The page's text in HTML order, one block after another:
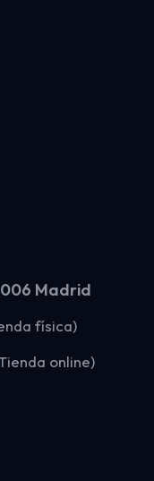
Madrid
física)
online)